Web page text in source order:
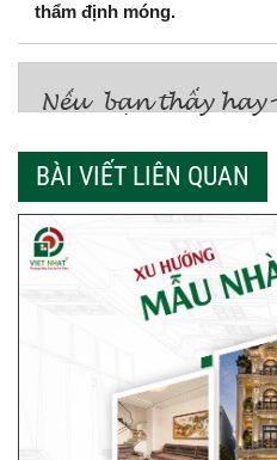
thẩm định móng.
BÀI VIẾT LIÊN QUAN